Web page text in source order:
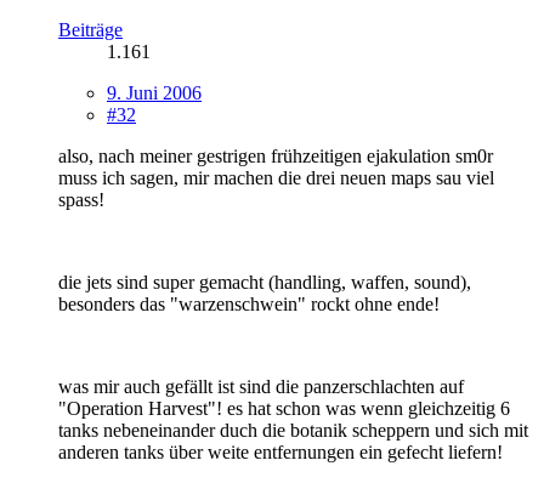
Beiträge
1.161
9. Juni 2006
#32
also, nach meiner gestrigen frühzeitigen ejakulation sm0r
muss ich sagen, mir machen die drei neuen maps sau viel
spass!
die jets sind super gemacht (handling, waffen, sound),
besonders das "warzenschwein" rockt ohne ende!
was mir auch gefällt ist sind die panzerschlachten auf
"Operation Harvest"! es hat schon was wenn gleichzeitig 6
tanks nebeneinander duch die botanik scheppern und sich mit
anderen tanks über weite entfernungen ein gefecht liefern!